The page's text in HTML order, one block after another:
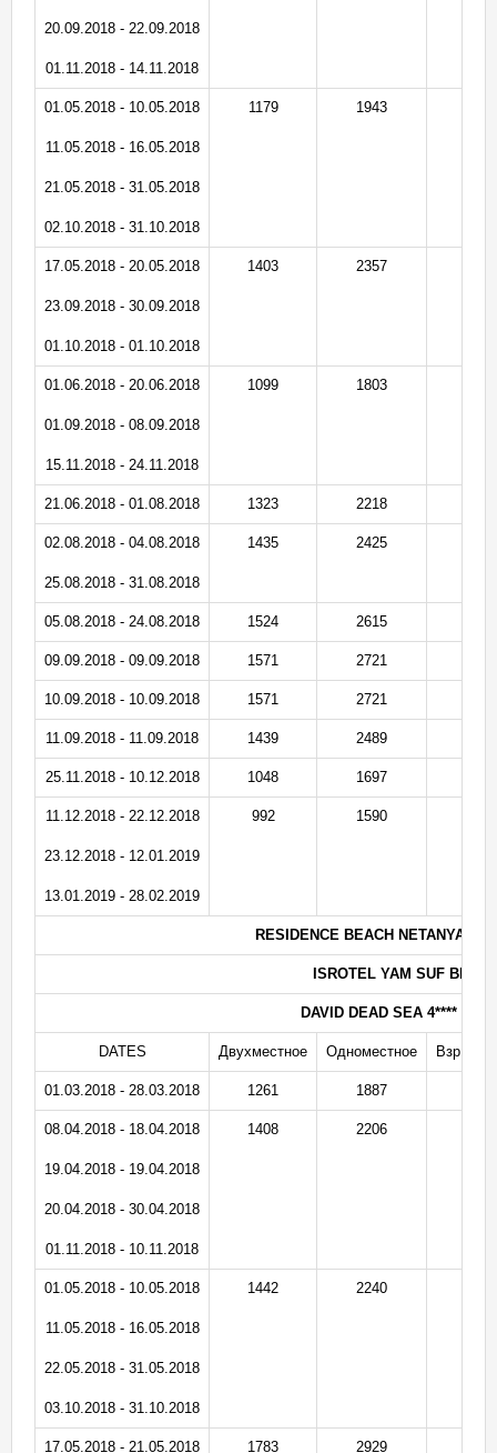
20.09.2018 - 22.09.2018
01.11.2018 - 14.11.2018
01.05.2018 - 10.05.2018
11.05.2018 - 16.05.2018
21.05.2018 - 31.05.2018
02.10.2018 - 31.10.2018
1179 1943
17.05.2018 - 20.05.2018
23.09.2018 - 30.09.2018
01.10.2018 - 01.10.2018
1403 2357
01.06.2018 - 20.06.2018
01.09.2018 - 08.09.2018
15.11.2018 - 24.11.2018
1099 1803
21.06.2018 - 01.08.2018 1323 2218
02.08.2018 - 04.08.2018
25.08.2018 - 31.08.2018
1435 2425
05.08.2018 - 24.08.2018 1524 2615
09.09.2018 - 09.09.2018 1571 2721
10.09.2018 - 10.09.2018 1571 2721
11.09.2018 - 11.09.2018 1439 2489
25.11.2018 - 10.12.2018 1048 1697
11.12.2018 - 22.12.2018
23.12.2018 - 12.01.2019
13.01.2019 - 28.02.2019
992 1590
RESIDENCE BEACH NETANYA 4
ISROTEL YAM SUF BB
DAVID DEAD SEA 4**** BB
DATES Двухместное Одноместное Взр. на
01.03.2018 - 28.03.2018 1261 1887
08.04.2018 - 18.04.2018
19.04.2018 - 19.04.2018
20.04.2018 - 30.04.2018
01.11.2018 - 10.11.2018
1408 2206
01.05.2018 - 10.05.2018
11.05.2018 - 16.05.2018
22.05.2018 - 31.05.2018
03.10.2018 - 31.10.2018
1442 2240
17.05.2018 - 21.05.2018 1783 2929